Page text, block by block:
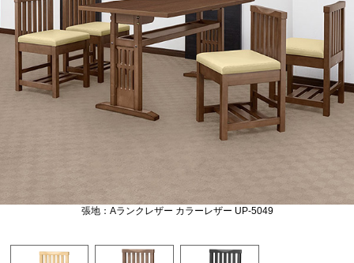
張地：Aランクレザー カラーレザー UP-5049